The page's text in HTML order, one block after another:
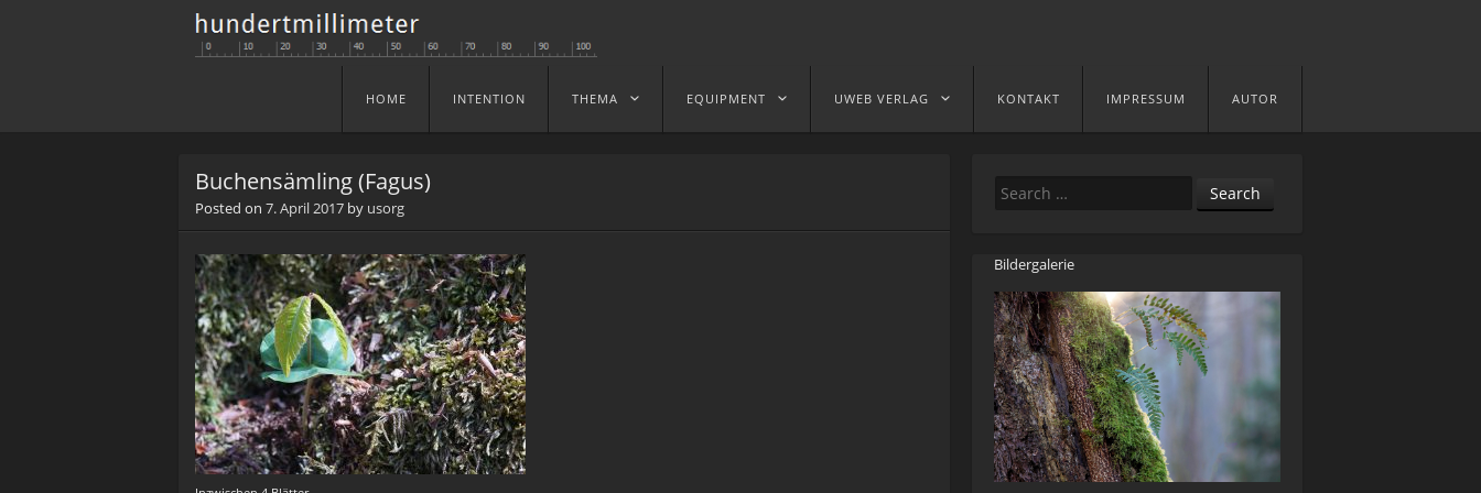
Menu
Skip to content
HOME INTENTION THEMA EQUIPMENT UWEB VERLAG KONTAKT IMPRESSUM AUTOR
Buchensämling (Fagus)
Posted on 7. April 2017 by usorg
Search
Bildergalerie